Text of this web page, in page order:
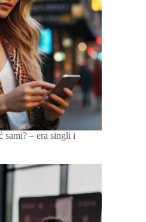
sami? – era singli i